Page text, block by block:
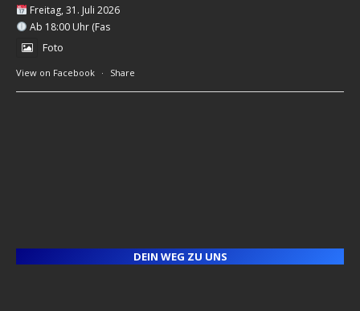
Freitag, 31. Juli 2026
Ab 18:00 Uhr (Fas
Foto
View on Facebook · Share
DEIN WEG ZU UNS